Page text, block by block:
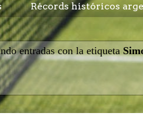
Récords históricos
entradas con la etiqueta